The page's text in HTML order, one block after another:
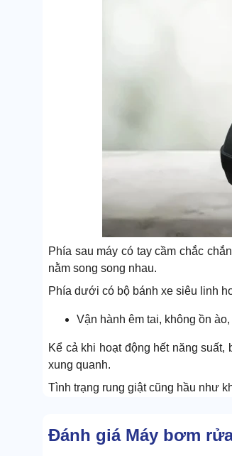
Phía sau máy có tay cầm chắc
nằm song song nhau.
Phía dưới có bộ bánh xe siêu linh
Vận hành êm tai, không ồn
Kể cả khi hoạt động hết năng
xung quanh.
Tình trạng rung giật cũng hầu như
xuống mức thấp nhất.
Đánh giá Máy bơm